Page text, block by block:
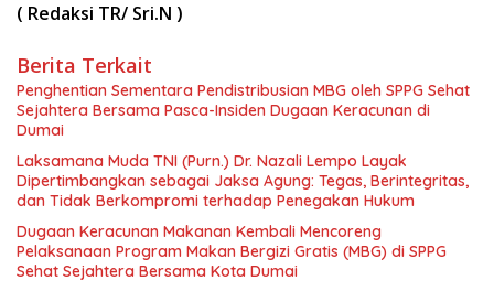
( Redaksi TR/ Sri.N )
Berita Terkait
Penghentian Sementara Pendistribusian MBG oleh SPPG Sehat
Sejahtera Bersama Pasca-Insiden Dugaan Keracunan di
Dumai
Laksamana Muda TNI (Purn.) Dr. Nazali Lempo Layak
Dipertimbangkan sebagai Jaksa Agung: Tegas, Berintegritas,
dan Tidak Berkompromi terhadap Penegakan Hukum
Dugaan Keracunan Makanan Kembali Mencoreng
Pelaksanaan Program Makan Bergizi Gratis (MBG) di SPPG
Sehat Sejahtera Bersama Kota Dumai